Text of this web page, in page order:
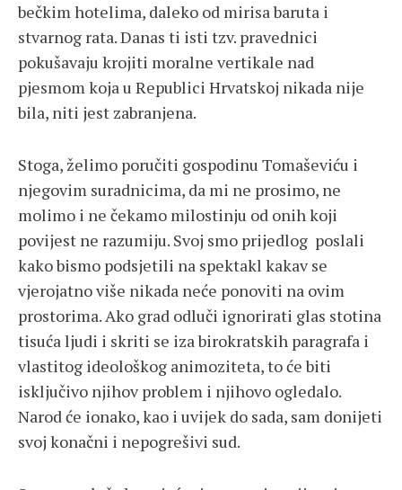
bečkim hotelima, daleko od mirisa baruta i
stvarnog rata. Danas ti isti tzv. pravednici
pokušavaju krojiti moralne vertikale nad
pjesmom koja u Republici Hrvatskoj nikada nije
bila, niti jest zabranjena.
Stoga, želimo poručiti gospodinu Tomaševiću i
njegovim suradnicima, da mi ne prosimo, ne
molimo i ne čekamo milostinju od onih koji
povijest ne razumiju. Svoj smo prijedlog poslali
kako bismo podsjetili na spektakl kakav se
vjerojatno više nikada neće ponoviti na ovim
prostorima. Ako grad odluči ignorirati glas stotina
tisuća ljudi i skriti se iza birokratskih paragrafa i
vlastitog ideološkog animoziteta, to će biti
isključivo njihov problem i njihovo ogledalo.
Narod će ionako, kao i uvijek do sada, sam donijeti
svoj konačni i nepogrešivi sud.